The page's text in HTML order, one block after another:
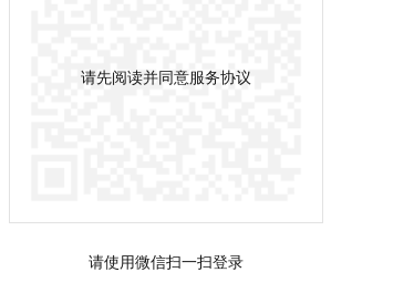
请先阅读并同意服务协议
请使用微信扫一扫登录